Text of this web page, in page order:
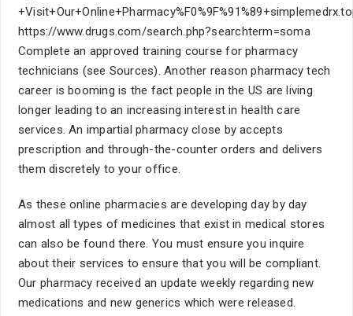
https://www.drugs.com/search.php?searchterm=soma
Complete an approved training course for pharmacy
technicians (see Sources). Another reason pharmacy tech
career is booming is the fact people in the US are living
longer leading to an increasing interest in health care
services. An impartial pharmacy close by accepts
prescription and through-the-counter orders and delivers
them discretely to your office.
As these online pharmacies are developing day by day
almost all types of medicines that exist in medical stores
can also be found there. You must ensure you inquire
about their services to ensure that you will be compliant.
Our pharmacy received an update weekly regarding new
medications and new generics which were released.